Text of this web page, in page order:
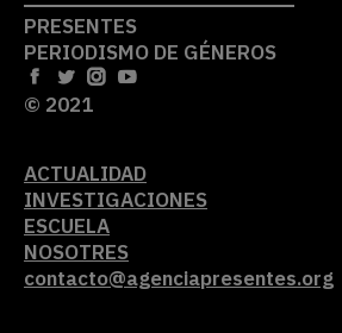
PRESENTES
PERIODISMO DE GÉNEROS
© 2021
ACTUALIDAD
INVESTIGACIONES
ESCUELA
NOSOTRES
contacto@agenciapresentes.org